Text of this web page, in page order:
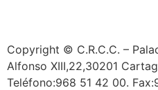
Copyright © C.R.C.C. –
Alfonso XIII,22,30201
Teléfono:968 51 42 00.